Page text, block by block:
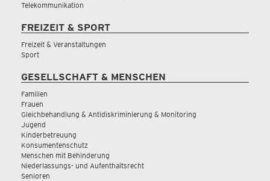
Telekommunikation
FREIZEIT & SPORT
Freizeit & Veranstaltungen
Sport
GESELLSCHAFT & MENSCHEN
Familien
Frauen
Gleichbehandlung & Antidiskriminierung & Monitoring
Jugend
Kinderbetreuung
Konsumentenschutz
Menschen mit Behinderung
Niederlassungs- und Aufenthaltsrecht
Senioren